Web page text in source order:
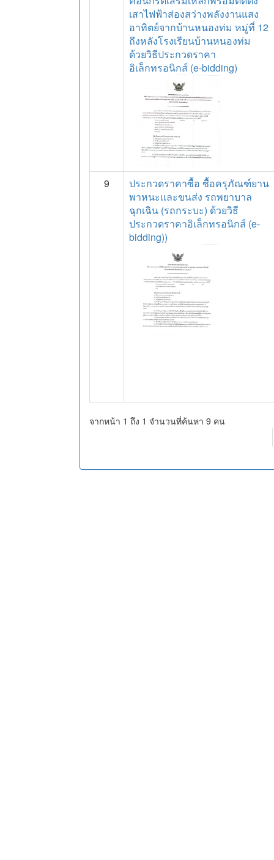
เสาไฟฟ้าส่องสว่างพลังงานแสง
อาทิตย์จากบ้านหนองท่ม หมู่ที่ 12
ถึงหลังโรงเรียนบ้านหนองท่ม
ด้วยวิธีประกวดราคา
อิเล็กทรอนิกส์ (e-bidding)
9
ประกวดราคาซื้อ ซื้อครุภัณฑ์ยาน
พาหนะและขนส่ง รถพยาบาล
ฉุกเฉิน (รถกระบะ) ด้วยวิธี
ประกวดราคาอิเล็กทรอนิกส์ (e-
bidding))
จากหน้า 1 ถึง 1 จำนวนที่ค้นหา 9 คน